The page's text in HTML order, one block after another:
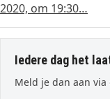
2020, om 19:30…
Iedere dag het
Meld je dan aan